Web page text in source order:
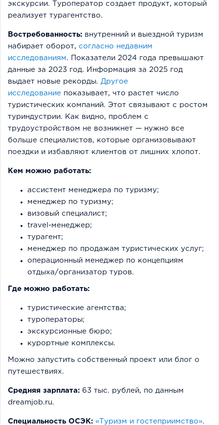
экскурсии. Туроператор создает продукт, который
реализует турагентство.
Востребованность: внутренний и выездной туризм
набирает оборот, согласно недавним
исследованиям. Показатели 2024 года превышают
данные за 2023 год. Информация за 2025 год
выдает новые рекорды. Другое
исследование показывает, что растет число
туристических компаний. Этот связывают с ростом
туриндустрии. Как видно, проблем с
трудоустройством не возникнет — нужно все
больше специалистов, которые организовывают
поездки и избавляют клиентов от лишних хлопот.
Кем можно работать:
ассистент менеджера по туризму;
менеджер по туризму;
визовый специалист;
travel-менеджер;
турагент;
менеджер по продажам туристических услуг;
операционный менеджер по концепциям
отдыха/организатор туров.
Где можно работать:
туристические агентства;
туроператоры;
экскурсионные бюро;
курортные комплексы.
Можно запустить собственный проект или блог о
путешествиях.
Средняя зарплата: 63 тыс. рублей, по данным
dreamjob.ru.
Специальность ОСЭК: «Туризм и гостеприимство».